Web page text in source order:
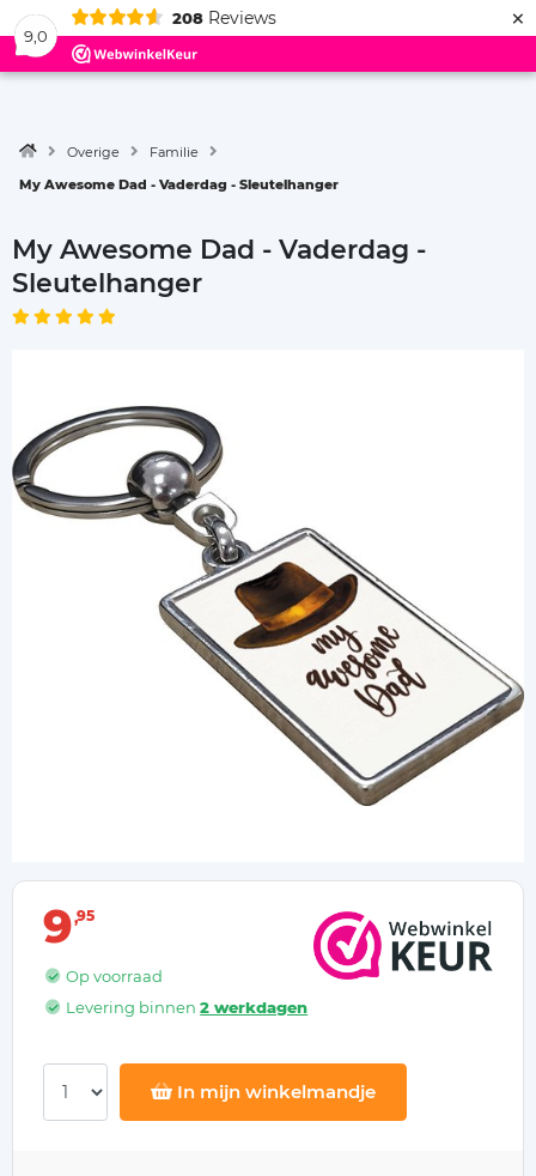
9,0
208 Reviews ×
Menu
Overige
Familie
My Awesome Dad - Vaderdag - Sleutelhanger
My Awesome Dad - Vaderdag -
Sleutelhanger
9 95
Op voorraad
Levering binnen2 werkdagen
In mijn winkelmandje